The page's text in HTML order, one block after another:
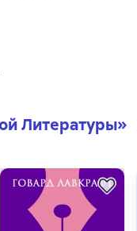
Литературы»